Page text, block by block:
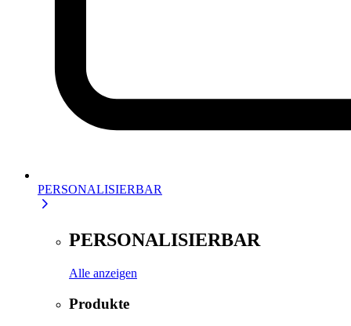
PERSONALISIERBAR
PERSONALISIERBAR
Alle anzeigen
Produkte